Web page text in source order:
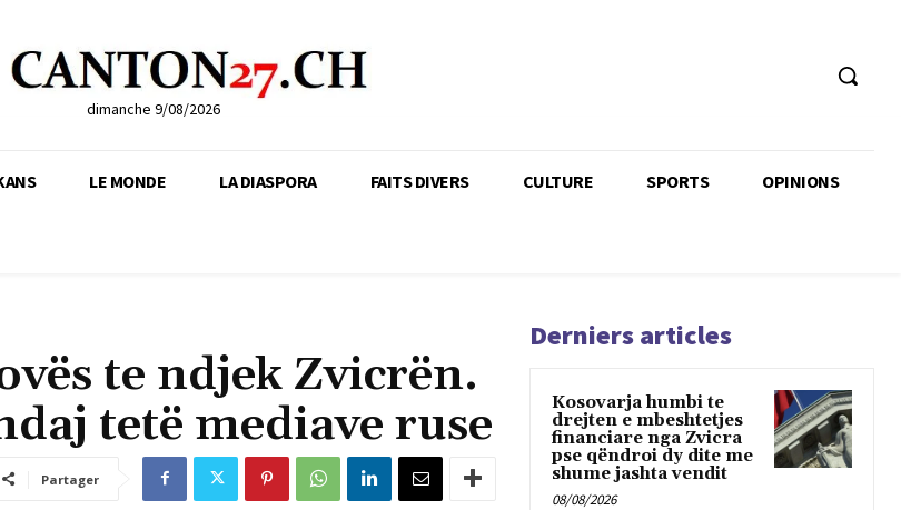
dimanche 9/08/2026
LE MONDE LA DIASPORA FAITS DIVERS CULTURE SPORTS OPINIONS
te ndjek Zvicrën.
tetë mediave ruse
Partager
Derniers articles
Kosovarja humbi te
drejten e mbeshtetjes
financiare nga Zvicra
pse qëndroi dy dite me
shume jashta vendit
08/08/2026